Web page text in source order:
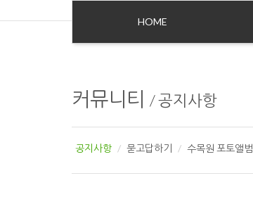
HOME
커뮤니티 /공지사항
공지사항 묻고답하기 수목원 포토앨범